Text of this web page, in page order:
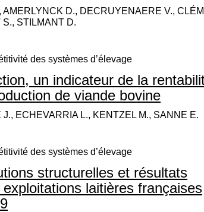
AMERLYNCK D., DECRUYENAERE V.,
STILMANT D.
des systèmes d’élevage
un indicateur de la
de viande bovine
ECHEVARRIA L., KENTZEL M., SANNE E.
des systèmes d’élevage
structurelles et résultats
laitières françaises